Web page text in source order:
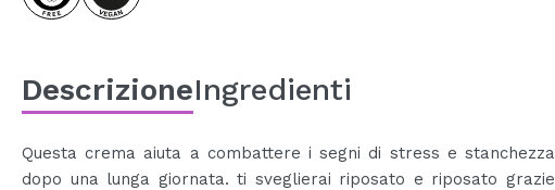
DescrizioneIngredienti
Questa crema aiuta a combattere i segni di stress e stanchezza
dopo una lunga giornata. ti sveglierai riposato e riposato grazie